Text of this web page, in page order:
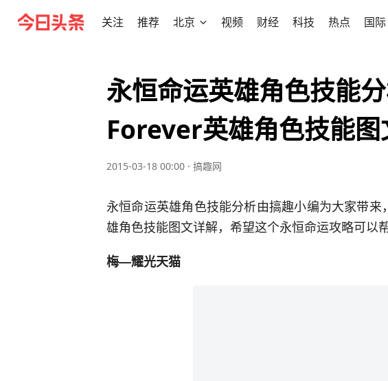
关注 推荐 北京 视频 财经 科技 热点 国际
永恒命运英雄角色技能
Forever英雄角色技能图
2015-03-18 00:00 · 搞趣网
永恒命运英雄角色技能分析由搞趣小编为大家带
雄角色技能图文详解，希望这个永恒命运攻略可以
梅—耀光天猫